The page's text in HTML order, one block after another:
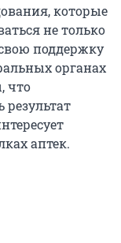
которые
не только
поддержку
органах
что
аптек.